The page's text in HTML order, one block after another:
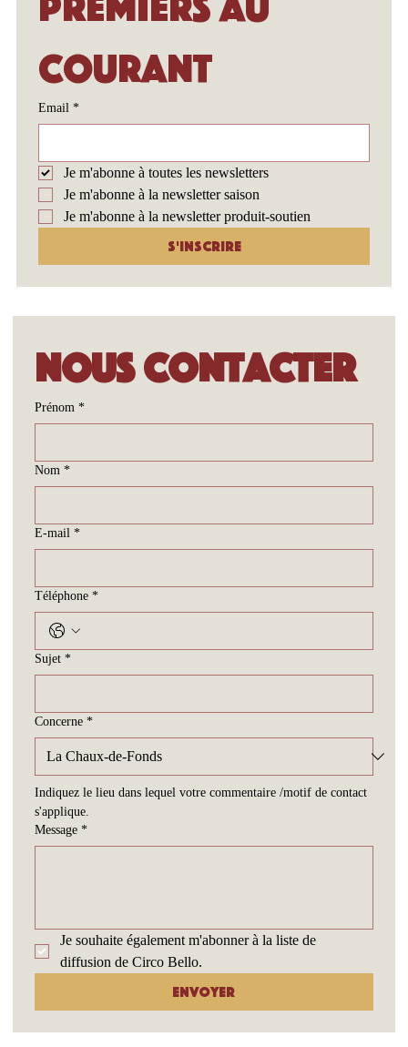
courant
Email *
Je m'abonne à toutes les newsletters
Je m'abonne à la newsletter saison
Je m'abonne à la newsletter produit-soutien
S'inscrire
Nous contacter
Prénom *
Nom *
E-mail *
Téléphone *
Sujet *
Concerne *
Indiquez le lieu dans lequel votre commentaire /motif de contact
s'applique.
Message *
Je souhaite également m'abonner à la liste de
diffusion de Circo Bello.
Envoyer